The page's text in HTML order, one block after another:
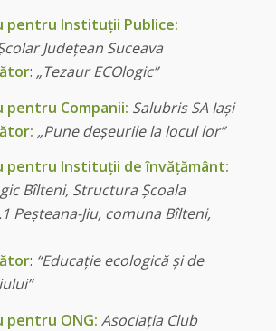
pentru Instituții Publice:
Județean Suceava
: „Tezaur ECOlogic”
pentru Companii: Salubris SA Iași
„Pune deșeurile la locul lor”
pentru Instituții de învățământ:
Bîlteni, Structura Școala
Peșteana-Jiu, comuna Bîlteni,
: “Educație ecologică și de
pentru ONG: Asociația Club